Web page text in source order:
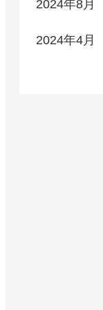
2024年8月
2024年4月